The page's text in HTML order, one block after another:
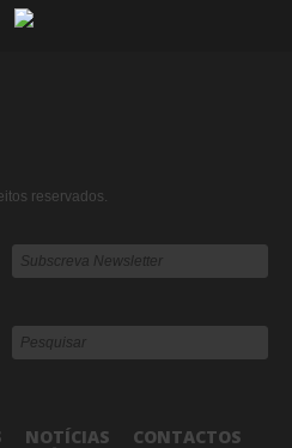
reservados.
NOTÍCIAS
CONTACTOS